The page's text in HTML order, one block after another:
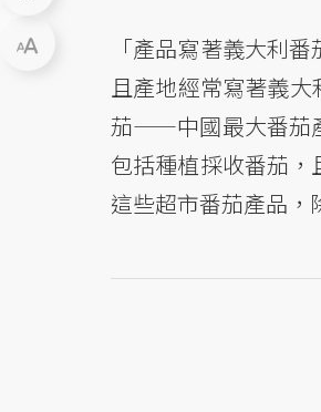
「產品寫著義大利
且產地經常寫著義大
茄——中國最大番茄
包括種植採收番茄，
這些超市番茄產品，